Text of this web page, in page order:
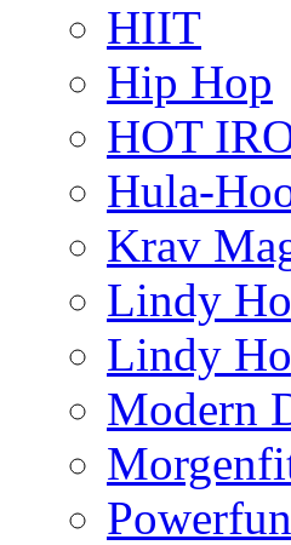
HIIT
Hip Hop
HOT
Hula-
Krav
Lindy
Lindy
Modern
Powerfun